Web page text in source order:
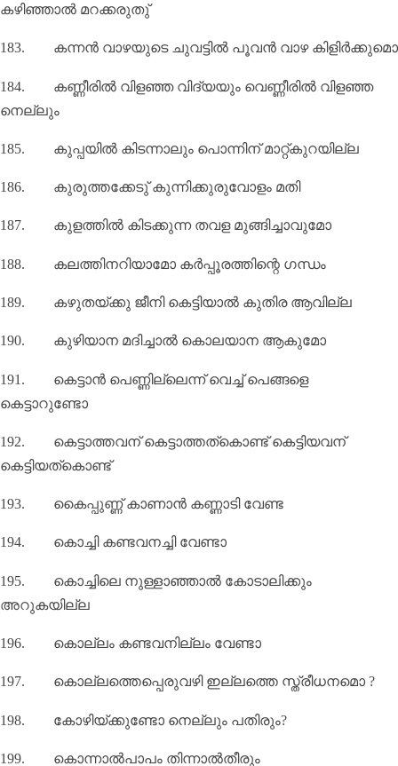
കഴിഞ്ഞാൽ മറക്കരുതു്‌
183. കന്നൻ വാഴയുടെ ചുവട്ടിൽ പൂവൻ വാഴ കിളിർക്കുമൊ
184. കണ്ണീരിൽ വിളഞ്ഞ വിദ്യയും വെണ്ണീരിൽ വിളഞ്ഞ
നെല്ലും
185. കുപ്പയിൽ കിടന്നാലും പൊന്നിന്‌ മാറ്റ്കുറയില്ല
186. കുരുത്തക്കേടു് കുന്നിക്കുരുവോളം മതി
187. കുളത്തിൽ കിടക്കുന്ന തവള മുങ്ങിച്ചാവുമോ
188. കലത്തിനറിയാമോ കർപ്പൂരത്തിന്റെ ഗന്ധം
189. കഴുതയ്ക്കു ജീനി കെട്ടിയാൽ കുതിര ആവില്ല
190. കുഴിയാന മദിച്ചാൽ കൊലയാന ആകുമോ
191. കെട്ടാൻ പെണ്ണില്ലെന്ന്‌ വെച്ച് പെങ്ങളെ
കെട്ടാറുണ്ടോ
192. കെട്ടാത്തവന്‌ കെട്ടാത്തത്കൊണ്ട് കെട്ടിയവന്‌
കെട്ടിയത്കൊണ്ട്
193. കൈപ്പുണ്ണ് കാണാൻ കണ്ണാടി വേണ്ട
194. കൊച്ചി കണ്ടവനച്ചി വേണ്ടാ
195. കൊച്ചിലെ നുള്ളാഞ്ഞാൽ കോടാലിക്കും
അറുകയില്ല
196. കൊല്ലം കണ്ടവനില്ലം വേണ്ടാ
197. കൊല്ലത്തെപ്പെരുവഴി ഇല്ലത്തെ സ്ത്രീധനമൊ ?
198. കോഴിയ്ക്കുണ്ടോ നെല്ലും പതിരും?
199. കൊന്നാൽപാപം തിന്നാൽതീരും